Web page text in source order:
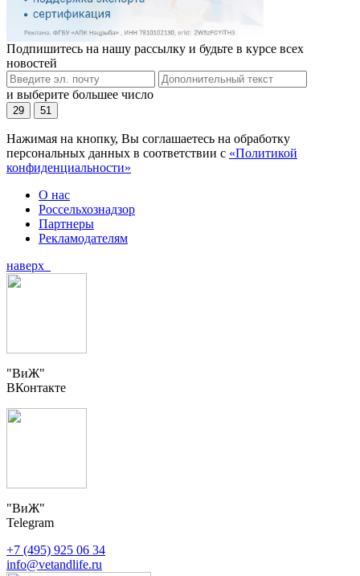
Подпишитесь на нашу рассылку и будьте в курсе всех
новостей
и выберите большее число
29 51
Нажимая на кнопку, Вы соглашаетесь на обработку
персональных данных в соответствии с «Политикой
конфиденциальности»
О нас
Россельхознадзор
Партнеры
Рекламодателям
наверх
"ВиЖ"
ВКонтакте
"ВиЖ"
Telegram
+7 (495) 925 06 34
info@vetandlife.ru